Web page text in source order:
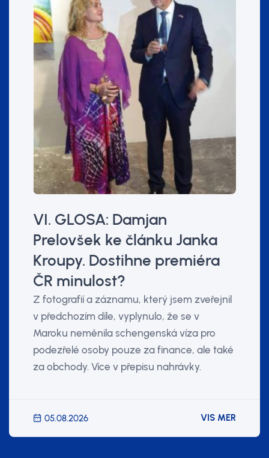
VI. GLOSA: Damjan
Prelovšek ke článku Janka
Kroupy. Dostihne premiéra
ČR minulost?
Z fotografií a záznamu, který jsem zveřejnil
v předchozím díle, vyplynulo, že se v
Maroku neměnila schengenská víza pro
podezřelé osoby pouze za finance, ale také
za obchody. Více v přepisu nahrávky.
05.08.2026 VIS MER